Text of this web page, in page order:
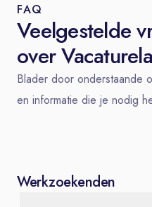
FAQ
Veelgestelde
over
Blader door onderstaande
en informatie die je nodig
Werkzoekenden